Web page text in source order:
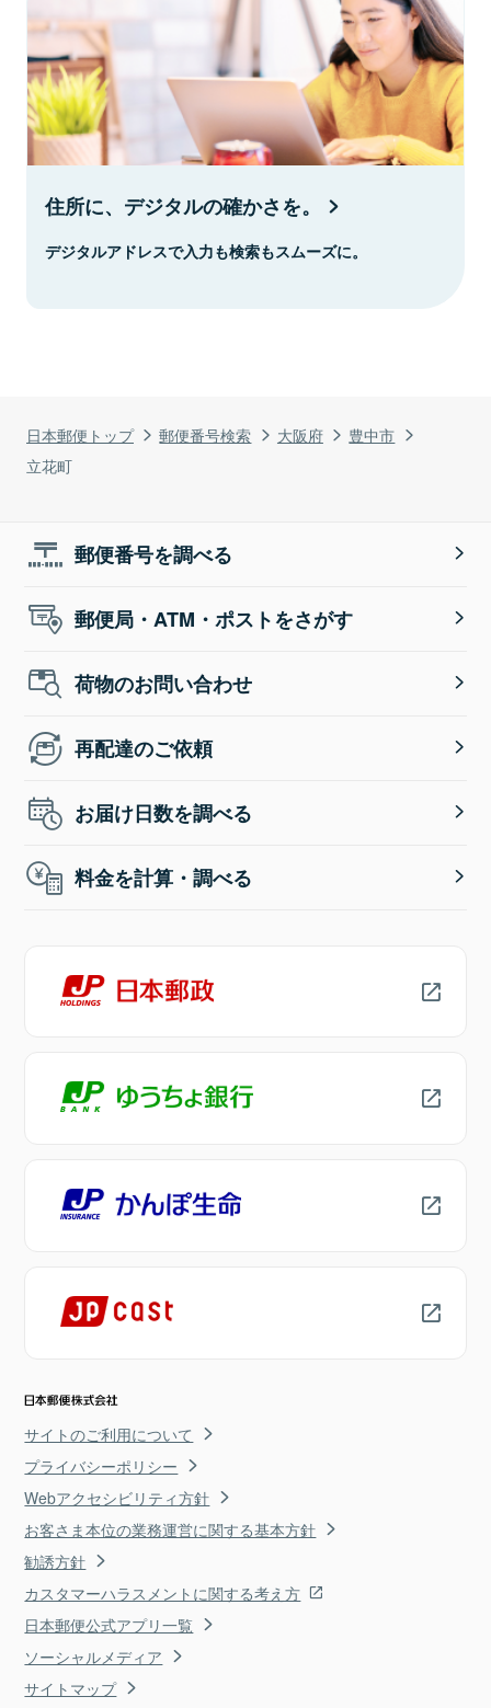
日本郵便トップ 郵便番号検索 大阪府
豊中市
立花町
住所に、デジタルの確かさを。
デジタルアドレスで入力も検索もスムーズに。
郵便番号を調べる
郵便局・ATM・ポストをさがす
荷物のお問い合わせ
再配達のご依頼
お届け日数を調べる
料金を計算・調べる
サイトのご利用について
プライバシーポリシー
Webアクセシビリティ方針
お客さま本位の業務運営に関する基本方針
勧誘方針
カスタマーハラスメントに関する考え方
日本郵便公式アプリ一覧
ソーシャルメディア
サイトマップ